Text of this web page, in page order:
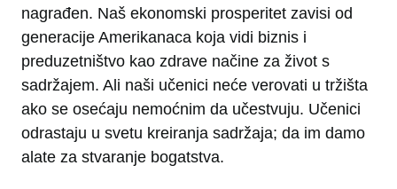
nagrađen. Naš ekonomski prosperitet zavisi od
generacije Amerikanaca koja vidi biznis i
preduzetništvo kao zdrave načine za život s
sadržajem. Ali naši učenici neće verovati u tržišta
ako se osećaju nemoćnim da učestvuju. Učenici
odrastaju u svetu kreiranja sadržaja; da im damo
alate za stvaranje bogatstva.